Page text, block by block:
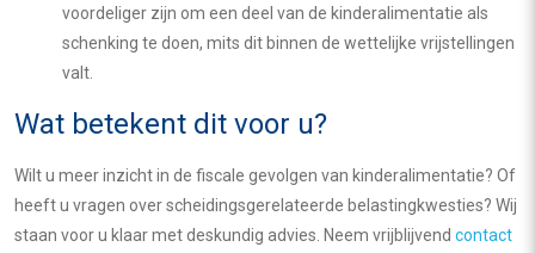
voordeliger zijn om een deel van de kinderalimentatie als
schenking te doen, mits dit binnen de wettelijke vrijstellingen
valt.
Wat betekent dit voor u?
Wilt u meer inzicht in de fiscale gevolgen van kinderalimentatie? Of
heeft u vragen over scheidingsgerelateerde belastingkwesties? Wij
staan voor u klaar met deskundig advies. Neem vrijblijvend contact